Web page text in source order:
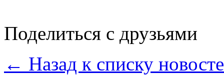
Поделиться с друзьями
← Назад к списку